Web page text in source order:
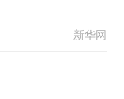
新华网